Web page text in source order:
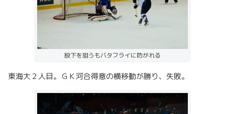
股下を狙うもバタフライに防がれる
東海大２人目。ＧＫ河合得意の横移動が勝り、失敗。